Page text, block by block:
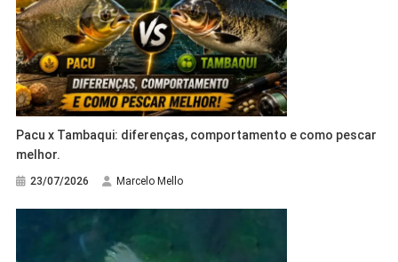
Pacu x Tambaqui: diferenças, comportamento e como pescar
melhor.
23/07/2026 Marcelo Mello